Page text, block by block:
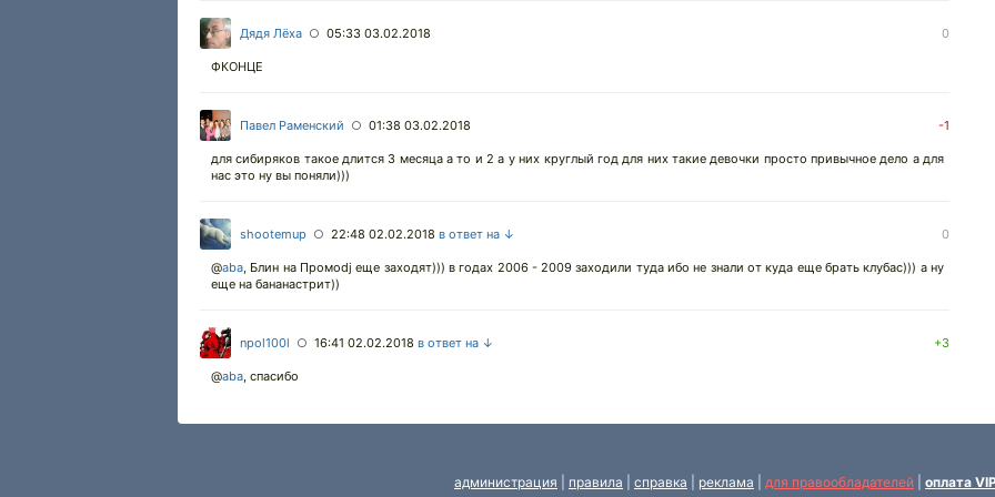
Дядя Лёха ○ 05:33 03.02.2018 0
ФКОНЦЕ
Павел Раменский ○ 01:38 03.02.2018 -1
для сибиряков такое длится 3 месяца а то и 2 а у них круглый год для них такие девочки просто привычное дело а для
нас это ну вы поняли)))
shootemup ○ 22:48 02.02.2018 в ответ на ↓ 0
@aba, Блин на Промоdj еще заходят))) в годах 2006 - 2009 заходили туда ибо не знали от куда еще брать клубас))) а ну
еще на бананастрит))
npol100l ○ 16:41 02.02.2018 в ответ на ↓ +3
@aba, спасибо
администрация правила справка реклама для правообладателей оплата